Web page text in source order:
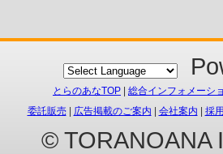
とらのあなTOP
総合インフォメーシ
委託販売| 広告掲載のご案内 会社案内 採
© TORANOANA